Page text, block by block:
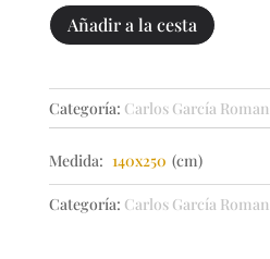
Ola
en
mar
cantidad
Añadir a la cesta
Categoría: Carlos García Roman
Medida: 140x250 (cm)
Categoría: Carlos García Roman